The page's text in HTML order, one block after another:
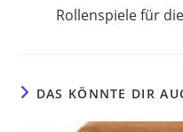
Rollenspiele für
DAS KÖNNTE DIR